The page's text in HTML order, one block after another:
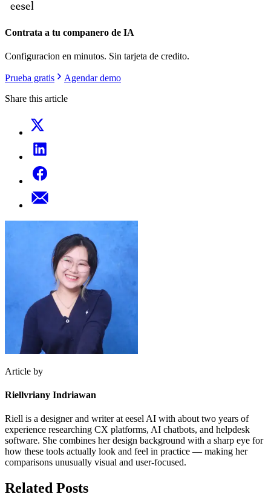
Contrata a tu companero de IA
Configuracion en minutos. Sin tarjeta de credito.
Prueba gratis
Agendar demo
Share this article
Article by
Riellvriany Indriawan
Riell is a designer and writer at eesel AI with about two years of
experience researching CX platforms, AI chatbots, and helpdesk
software. She combines her design background with a sharp eye for
how these tools actually look and feel in practice — making her
comparisons unusually visual and user-focused.
Related Posts